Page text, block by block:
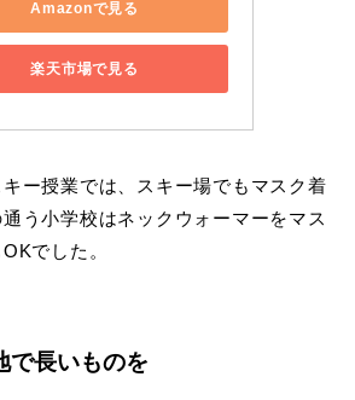
Amazonで見る
楽天市場で見る
ー授業では、スキー場でもマスク着
う小学校はネックウォーマーをマス
でした。
で長いものを